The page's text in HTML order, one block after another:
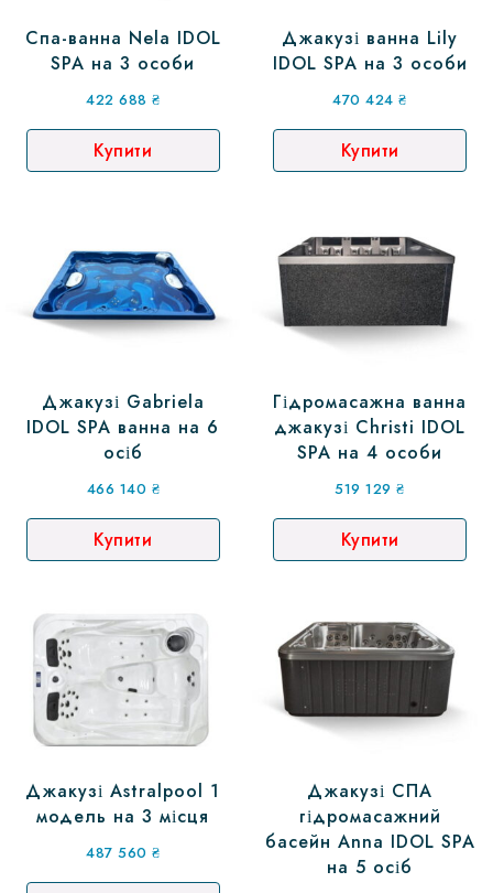
Спа-ванна Nela IDOL
SPA на 3 особи
422 688₴
Купити
Джакузі ванна Lily
IDOL SPA на 3 особи
470 424₴
Купити
Джакузі Gabriela
IDOL SPA ванна на 6
осіб
466 140 ₴
Купити
Гідромасажна ванна
джакузі Christi IDOL
SPA на 4 особи
519 129₴
Купити
Джакузі Astralpool 1
модель на 3 місця
487 560₴
Джакузі СПА
гідромасажний
басейн Anna IDOL SPA
на 5 осіб